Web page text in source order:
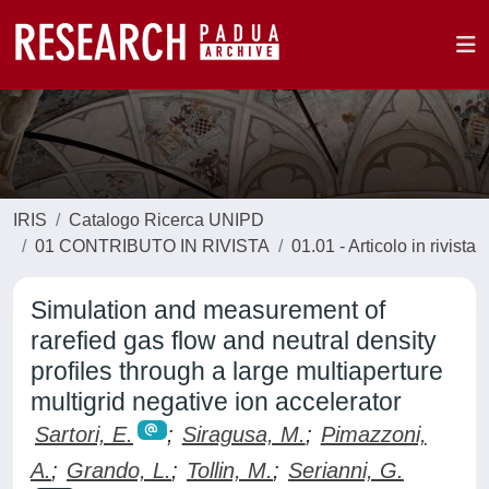
IRIS
Catalogo Ricerca UNIPD
01 CONTRIBUTO IN RIVISTA
01.01 - Articolo in rivista
Simulation and measurement of
rarefied gas flow and neutral density
profiles through a large multiaperture
multigrid negative ion accelerator
Sartori, E. ; Siragusa, M.; Pimazzoni,
A.; Grando, L.; Tollin, M.; Serianni, G.